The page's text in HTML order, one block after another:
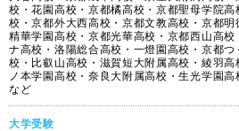
校・花園高校・京都橘高校・京都聖母学院
校・京都外大西高校・京都文教高校・京都
精華学園高校・京都光華高校・京都西山高校
ナ高校・洛陽総合高校・一燈園高校・京都
校・比叡山高校・滋賀短大附属高校・綾羽
ノ本学園高校・奈良大附属高校・生光学園
など
大学受験